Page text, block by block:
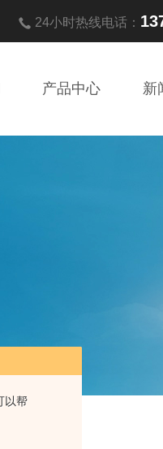
以帮
24小时热线电话：
产品中心 新
工艺解析